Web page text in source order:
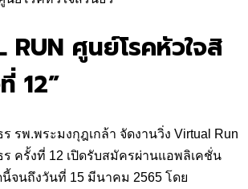
RUN ศูนย์โรคหัวใจสิ
12”
รพ.พระมงกุฎเกล้า จัดงานวิ่ง Virtual Run
ครั้งที่ 12 เปิดรับสมัครผ่านแอพลิเคชั่น
นี้จนถึงวันที่ 15 มีนาคม 2565 โดย